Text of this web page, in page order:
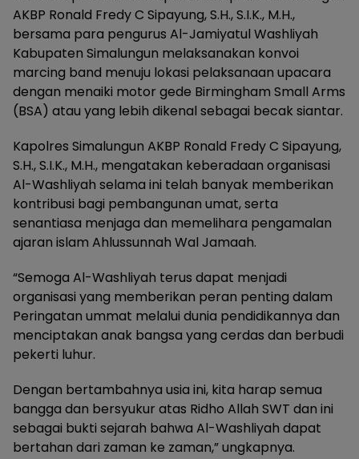
AKBP Ronald Fredy C Sipayung, S.H., S.I.K., M.H.,
bersama para pengurus Al-Jamiyatul Washliyah
Kabupaten Simalungun melaksanakan konvoi
marcing band menuju lokasi pelaksanaan upacara
dengan menaiki motor gede Birmingham Small Arms
(BSA) atau yang lebih dikenal sebagai becak siantar.
Kapolres Simalungun AKBP Ronald Fredy C Sipayung,
S.H., S.I.K., M.H., mengatakan keberadaan organisasi
Al-Washliyah selama ini telah banyak memberikan
kontribusi bagi pembangunan umat, serta
senantiasa menjaga dan memelihara pengamalan
ajaran islam Ahlussunnah Wal Jamaah.
“Semoga Al-Washliyah terus dapat menjadi
organisasi yang memberikan peran penting dalam
Peringatan ummat melalui dunia pendidikannya dan
menciptakan anak bangsa yang cerdas dan berbudi
pekerti luhur.
Dengan bertambahnya usia ini, kita harap semua
bangga dan bersyukur atas Ridho Allah SWT dan ini
sebagai bukti sejarah bahwa Al-Washliyah dapat
bertahan dari zaman ke zaman,” ungkapnya.